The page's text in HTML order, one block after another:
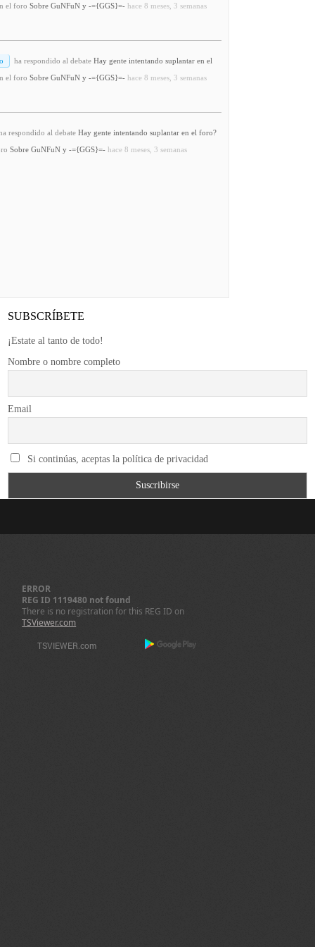
el foro Sobre GuNFuN y -={GGS}=- hace 8 meses, 3 semanas
ha respondido al debate Hay gente intentando suplantar en el
el foro Sobre GuNFuN y -={GGS}=- hace 8 meses, 3 semanas
respondido al debate Hay gente intentando suplantar en el foro?
Sobre GuNFuN y -={GGS}=- hace 8 meses, 3 semanas
SUBSCRÍBETE
¡Estate al tanto de todo!
Nombre o nombre completo
Email
Si continúas, aceptas la política de privacidad
ERROR
REG ID 1119480 not found
There is no registration for this REG ID on
TSViewer.com